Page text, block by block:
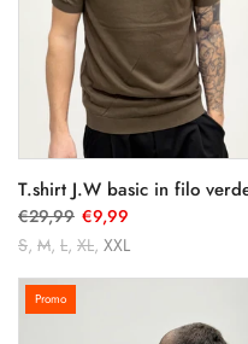
T.shirt J.W basic in filo
€29,99 €9,99
S M L XL XXL
Promo